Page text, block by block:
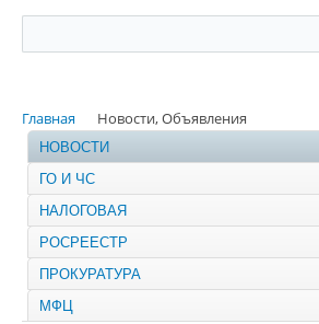
Главная Новости, Объявления
НОВОСТИ
ГО И ЧС
НАЛОГОВАЯ
РОСРЕЕСТР
ПРОКУРАТУРА
МФЦ